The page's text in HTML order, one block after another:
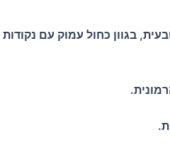
בגוון כחול עמוק עם נקודות